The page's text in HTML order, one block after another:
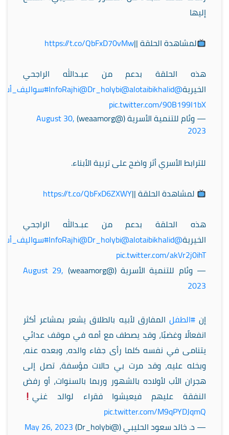
إليها
لمشاهدة الحلقة ||https://t.co/QbFxD70vMw
هذه الحلقة بدعم من عبـدالله الراجحي
الخيرية@InfoRajhi
@Dr_holybi@alotaibikhalid
pic.twitter.com/90B199I1bX
— وئام للتنمية الأسرية (@weaamorg)
August 30,
2023
للترابط الأسري أثر واضح على تربية الأبناء.
لمشاهدة الحلقة ||https://t.co/QbFxD6ZXWY
هذه الحلقة بدعم من عبـدالله الراجحي
الخيرية@InfoRajhi
@Dr_holybi@alotaibikhalid
pic.twitter.com/akVr2j0ihT
— وئام للتنمية الأسرية (@weaamorg)
August 29,
2023
إن#الطفل المفارق لأبيه بالطلاق يشعر بمشاعر أكثر
انفعالًا وغضبًا، وقد يصطف مع أمه في موقف عدائي
يتنامى في نفسه كلما رأى جفاء والده، وبعده عنه،
وبخله عليه، وقد مرت بي حالات مؤسفة، تصل إلى
هجران الأب لأولاده بالشهور وربما بالسنوات، أو رفض
النفقة عليهم فيعيشوا فقراء لوالد غني
pic.twitter.com/M9qPYDJqmQ
— د. خالد سعود الحليبي (@Dr_holybi)
May 26, 2023